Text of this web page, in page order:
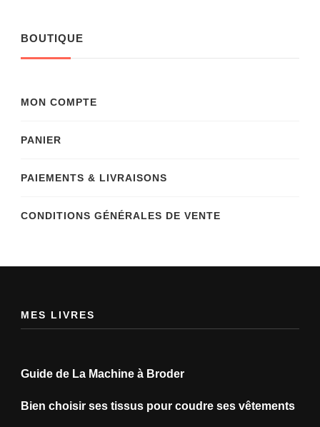
BOUTIQUE
MON COMPTE
PANIER
PAIEMENTS & LIVRAISONS
CONDITIONS GÉNÉRALES DE VENTE
MES LIVRES
Guide de La Machine à Broder
Bien choisir ses tissus pour coudre ses vêtements